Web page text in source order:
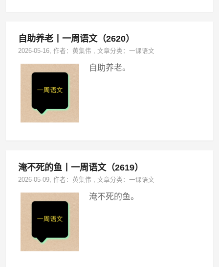
自助养老丨一周语文（2620）
2026-05-16, 作者：黄集伟 ,文章分类：一课语文
自助养老。
淹不死的鱼丨一周语文（2619）
2026-05-09, 作者：黄集伟 ,文章分类：一课语文
淹不死的鱼。